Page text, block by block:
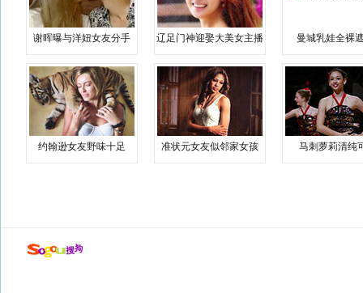
谢晖曝与洋妞女友分手 辽足门神迎娶大美女主播 曼城乳娃全裸
约翰逊女友野味十足 准状元女友似邻家女孩 马刺萝莉清纯